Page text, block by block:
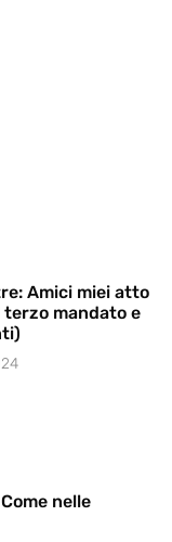
Amici miei atto
terzo mandato e
nelle